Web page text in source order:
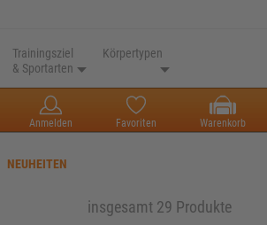
Trainingsziel
& Sportarten
Körpertypen
Anmelden Favoriten Warenkorb
NEUHEITEN
insgesamt 29 Produkte